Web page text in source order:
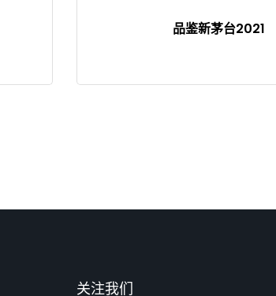
品鉴新茅台2021
关注我们